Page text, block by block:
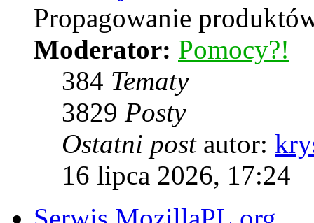
Propagowanie
Moderator: Pomocy?!
384 Tematy
3829 Posty
Ostatni postautor:
16 lipca 2026, 17:24